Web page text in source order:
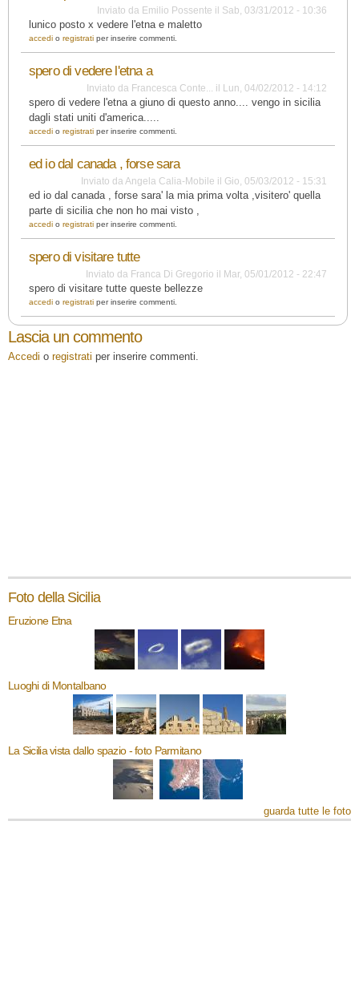
Inviato da Emilio Possente il Sab, 03/31/2012 - 10:36
lunico posto x vedere l'etna e maletto
accedi o registrati per inserire commenti.
spero di vedere l'etna a
Inviato da Francesca Conte... il Lun, 04/02/2012 - 14:12
spero di vedere l'etna a giuno di questo anno.... vengo in sicilia
dagli stati uniti d'america.....
accedi o registrati per inserire commenti.
ed io dal canada , forse sara
Inviato da Angela Calia-Mobile il Gio, 05/03/2012 - 15:31
ed io dal canada , forse sara' la mia prima volta ,visitero' quella
parte di sicilia che non ho mai visto ,
accedi o registrati per inserire commenti.
spero di visitare tutte
Inviato da Franca Di Gregorio il Mar, 05/01/2012 - 22:47
spero di visitare tutte queste bellezze
accedi o registrati per inserire commenti.
Lascia un commento
Accedi o registrati per inserire commenti.
Foto della Sicilia
Eruzione Etna
Luoghi di Montalbano
La Sicilia vista dallo spazio - foto Parmitano
guarda tutte le foto